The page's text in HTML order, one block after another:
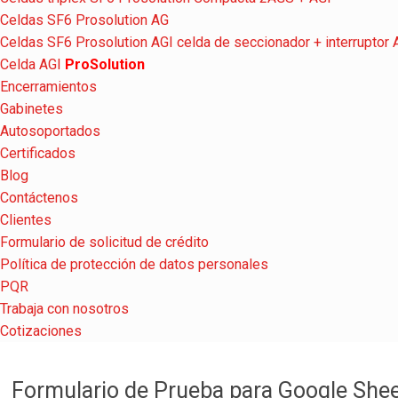
Celdas SF6 Prosolution AG
Celdas SF6 Prosolution AGI celda de seccionador + interruptor
Celda AGI ProSolution
Encerramientos
Gabinetes
Autosoportados
Certificados
Blog
Contáctenos
Clientes
Formulario de solicitud de crédito
Política de protección de datos personales
PQR
Trabaja con nosotros
Cotizaciones
Formulario de Prueba para Google